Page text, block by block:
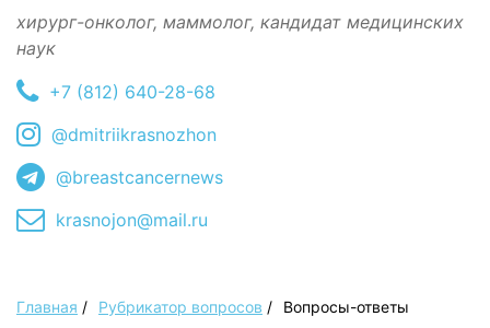
хирург-онколог, маммолог, кандидат медицинских
наук
+7 (812) 640-28-68
@dmitriikrasnozhon
@breastcancernews
krasnojon@mail.ru
Главная / Рубрикатор вопросов / Вопросы-ответы